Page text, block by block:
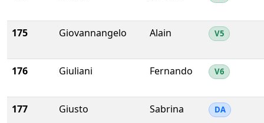
175 Giovannangelo Alain V5
176 Giuliani Fernando V6
177 Giusto Sabrina DA